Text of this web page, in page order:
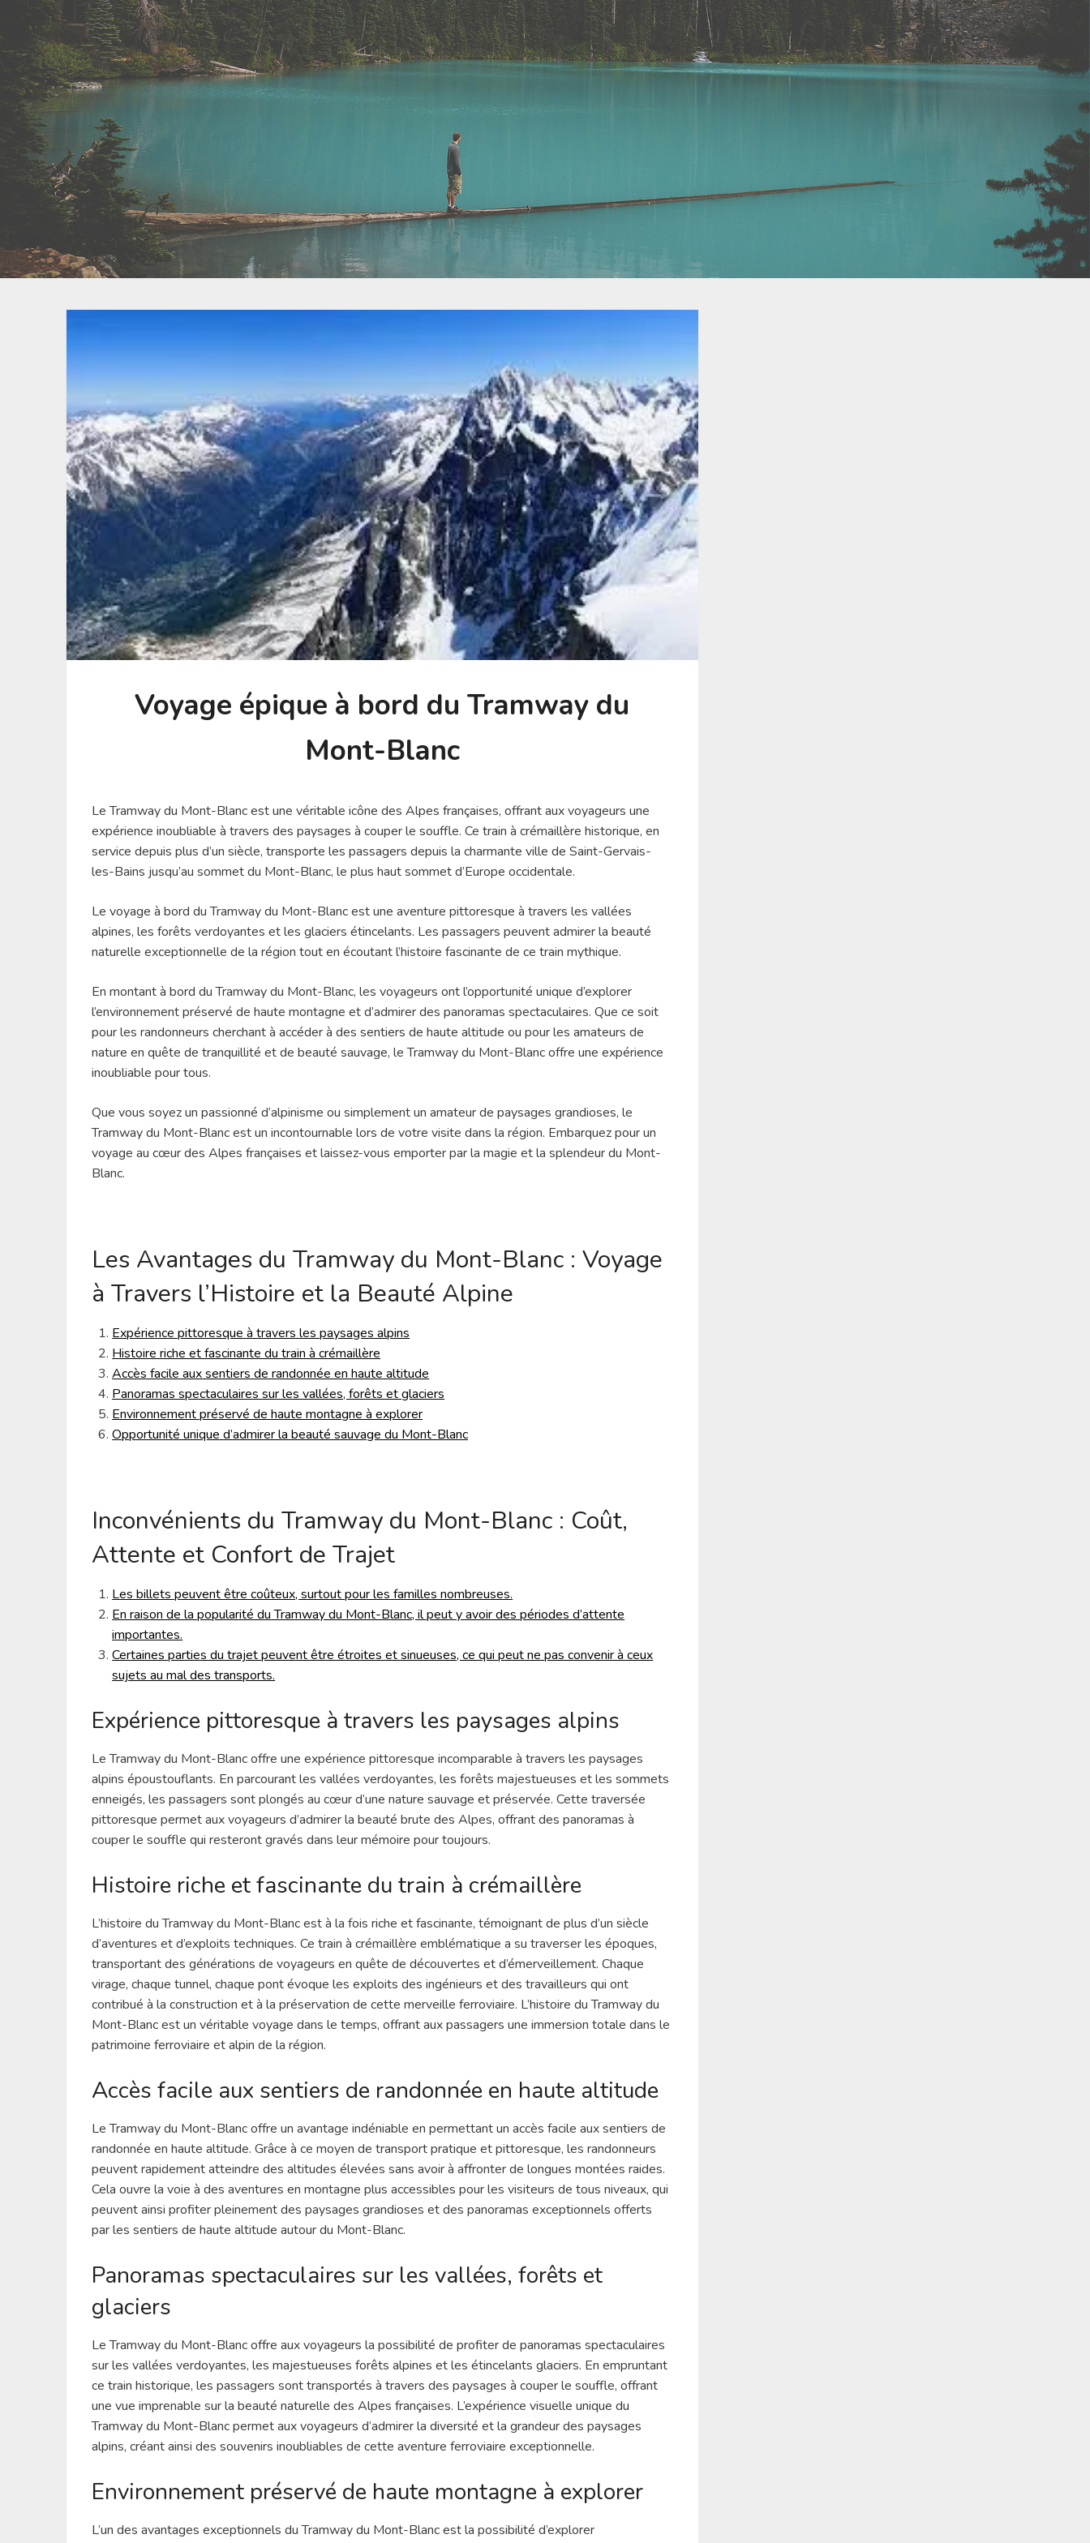
Voyage épique à bord du Tramway du
Mont-Blanc
Le Tramway du Mont-Blanc est une véritable icône des Alpes françaises, offrant aux voyageurs une
expérience inoubliable à travers des paysages à couper le souffle. Ce train à crémaillère historique, en
service depuis plus d’un siècle, transporte les passagers depuis la charmante ville de Saint-Gervais-
les-Bains jusqu’au sommet du Mont-Blanc, le plus haut sommet d’Europe occidentale.
Le voyage à bord du Tramway du Mont-Blanc est une aventure pittoresque à travers les vallées
alpines, les forêts verdoyantes et les glaciers étincelants. Les passagers peuvent admirer la beauté
naturelle exceptionnelle de la région tout en écoutant l’histoire fascinante de ce train mythique.
En montant à bord du Tramway du Mont-Blanc, les voyageurs ont l’opportunité unique d’explorer
l’environnement préservé de haute montagne et d’admirer des panoramas spectaculaires. Que ce soit
pour les randonneurs cherchant à accéder à des sentiers de haute altitude ou pour les amateurs de
nature en quête de tranquillité et de beauté sauvage, le Tramway du Mont-Blanc offre une expérience
inoubliable pour tous.
Que vous soyez un passionné d’alpinisme ou simplement un amateur de paysages grandioses, le
Tramway du Mont-Blanc est un incontournable lors de votre visite dans la région. Embarquez pour un
voyage au cœur des Alpes françaises et laissez-vous emporter par la magie et la splendeur du Mont-
Blanc.
Les Avantages du Tramway du Mont-Blanc : Voyage
à Travers l’Histoire et la Beauté Alpine
Expérience pittoresque à travers les paysages alpins
Histoire riche et fascinante du train à crémaillère
Accès facile aux sentiers de randonnée en haute altitude
Panoramas spectaculaires sur les vallées, forêts et glaciers
Environnement préservé de haute montagne à explorer
Opportunité unique d’admirer la beauté sauvage du Mont-Blanc
Inconvénients du Tramway du Mont-Blanc : Coût,
Attente et Confort de Trajet
Les billets peuvent être coûteux, surtout pour les familles nombreuses.
En raison de la popularité du Tramway du Mont-Blanc, il peut y avoir des périodes d’attente
importantes.
Certaines parties du trajet peuvent être étroites et sinueuses, ce qui peut ne pas convenir à ceux
sujets au mal des transports.
Expérience pittoresque à travers les paysages alpins
Le Tramway du Mont-Blanc offre une expérience pittoresque incomparable à travers les paysages
alpins époustouflants. En parcourant les vallées verdoyantes, les forêts majestueuses et les sommets
enneigés, les passagers sont plongés au cœur d’une nature sauvage et préservée. Cette traversée
pittoresque permet aux voyageurs d’admirer la beauté brute des Alpes, offrant des panoramas à
couper le souffle qui resteront gravés dans leur mémoire pour toujours.
Histoire riche et fascinante du train à crémaillère
L’histoire du Tramway du Mont-Blanc est à la fois riche et fascinante, témoignant de plus d’un siècle
d’aventures et d’exploits techniques. Ce train à crémaillère emblématique a su traverser les époques,
transportant des générations de voyageurs en quête de découvertes et d’émerveillement. Chaque
virage, chaque tunnel, chaque pont évoque les exploits des ingénieurs et des travailleurs qui ont
contribué à la construction et à la préservation de cette merveille ferroviaire. L’histoire du Tramway du
Mont-Blanc est un véritable voyage dans le temps, offrant aux passagers une immersion totale dans le
patrimoine ferroviaire et alpin de la région.
Accès facile aux sentiers de randonnée en haute altitude
Le Tramway du Mont-Blanc offre un avantage indéniable en permettant un accès facile aux sentiers de
randonnée en haute altitude. Grâce à ce moyen de transport pratique et pittoresque, les randonneurs
peuvent rapidement atteindre des altitudes élevées sans avoir à affronter de longues montées raides.
Cela ouvre la voie à des aventures en montagne plus accessibles pour les visiteurs de tous niveaux, qui
peuvent ainsi profiter pleinement des paysages grandioses et des panoramas exceptionnels offerts
par les sentiers de haute altitude autour du Mont-Blanc.
Panoramas spectaculaires sur les vallées, forêts et
glaciers
Le Tramway du Mont-Blanc offre aux voyageurs la possibilité de profiter de panoramas spectaculaires
sur les vallées verdoyantes, les majestueuses forêts alpines et les étincelants glaciers. En empruntant
ce train historique, les passagers sont transportés à travers des paysages à couper le souffle, offrant
une vue imprenable sur la beauté naturelle des Alpes françaises. L’expérience visuelle unique du
Tramway du Mont-Blanc permet aux voyageurs d’admirer la diversité et la grandeur des paysages
alpins, créant ainsi des souvenirs inoubliables de cette aventure ferroviaire exceptionnelle.
Environnement préservé de haute montagne à explorer
L’un des avantages exceptionnels du Tramway du Mont-Blanc est la possibilité d’explorer